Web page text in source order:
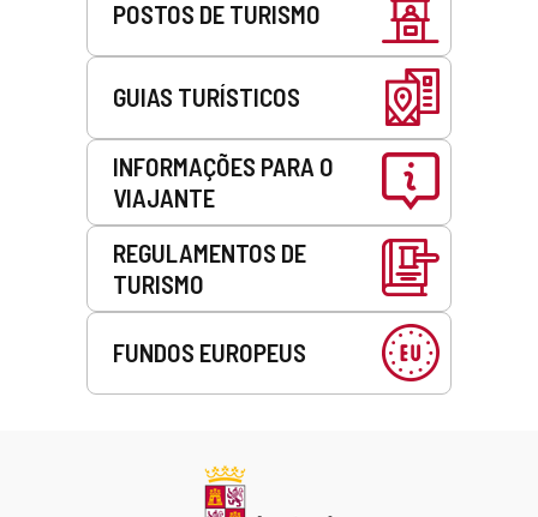
POSTOS DE TURISMO
GUIAS TURÍSTICOS
INFORMAÇÕES PARA O
VIAJANTE
REGULAMENTOS DE
TURISMO
FUNDOS EUROPEUS